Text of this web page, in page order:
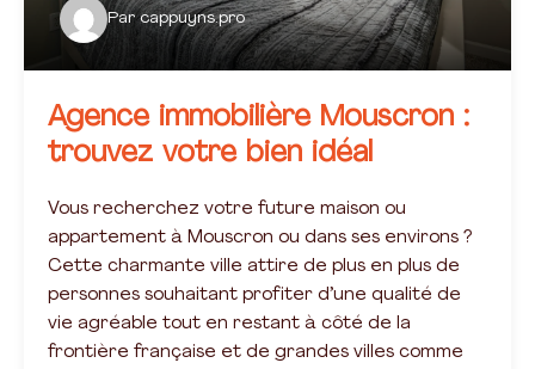
Par cappuyns.pro
Agence immobilière Mouscron :
trouvez votre bien idéal
Vous recherchez votre future maison ou
appartement à Mouscron ou dans ses environs ?
Cette charmante ville attire de plus en plus de
personnes souhaitant profiter d’une qualité de
vie agréable tout en restant à côté de la
frontière française et de grandes villes comme